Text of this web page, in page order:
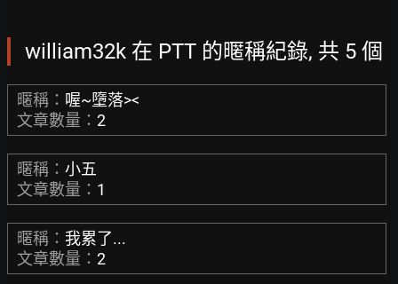
william32k 在 PTT 的暱稱紀錄, 共 5 個
暱稱： 喔~墮落><
文章數量： 2
暱稱： 小五
文章數量： 1
暱稱： 我累了...
文章數量： 2